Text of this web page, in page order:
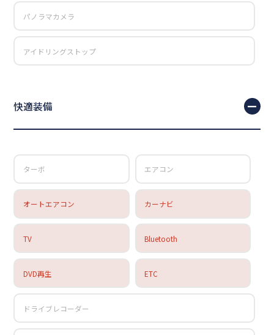
パノラマカメラ
アイドリングストップ
快適装備
ターボ エアコン
オートエアコン カーナビ
TV Bluetooth
DVD再生 ETC
ドライブレコーダー